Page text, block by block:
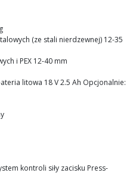
(ze stali nierdzewnej) 12-35
i PEX 12-40 mm
litowa 18 V 2.5 Ah Opcjonalnie:
kontroli siły zacisku Press-